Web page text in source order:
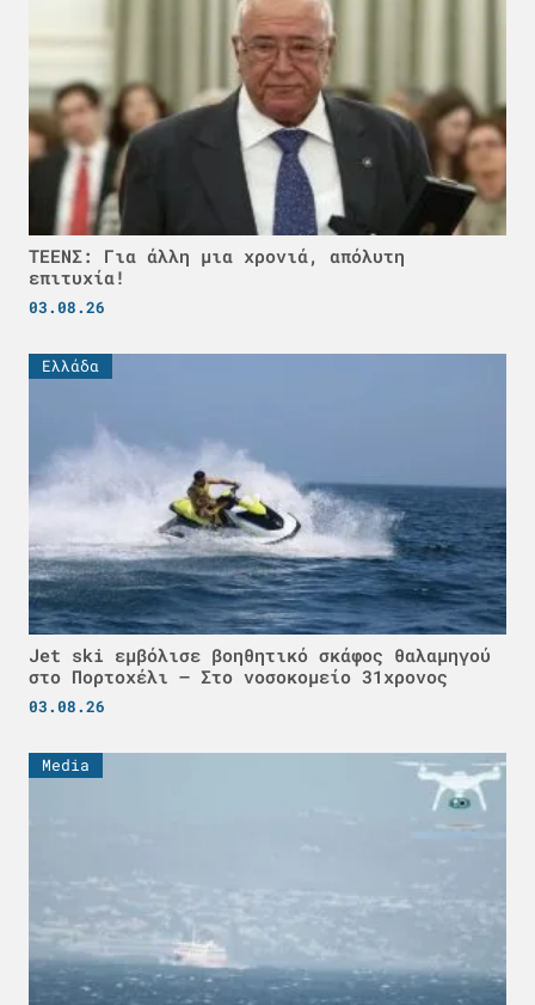
ΤΕΕΝΣ: Για άλλη μια χρονιά, απόλυτη
επιτυχία!
03.08.26
Ελλάδα
Jet ski εμβόλισε βοηθητικό σκάφος θαλαμηγού
στο Πορτοχέλι – Στο νοσοκομείο 31χρονος
03.08.26
Media